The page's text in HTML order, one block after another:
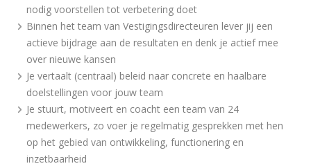
nodig voorstellen tot verbetering doet
Binnen het team van Vestigingsdirecteuren lever jij een
actieve bijdrage aan de resultaten en denk je actief mee
over nieuwe kansen
Je vertaalt (centraal) beleid naar concrete en haalbare
doelstellingen voor jouw team
Je stuurt, motiveert en coacht een team van 24
medewerkers, zo voer je regelmatig gesprekken met hen
op het gebied van ontwikkeling, functionering en
inzetbaarheid